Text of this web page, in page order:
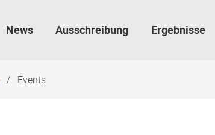
News Ausschreibung Ergebnisse
Events